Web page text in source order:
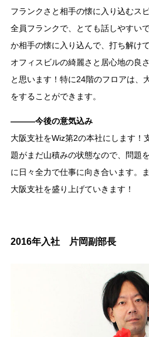
フランクさと相手の懐に入り込むス
全員フランクで、とても話しやすい
か相手の懐に入り込んで、打ち解け
オフィスビルの綺麗さと居心地の良
と思います！特に24階のフロアは、
をすることができます。
―――今後の意気込み
大阪支社をWiz第2の本社にします！
題がまだ山積みの状態なので、問題
に日々全力で仕事に向き合います。
大阪支社を盛り上げていきます！
2016年入社 片岡副部長